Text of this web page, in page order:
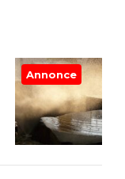
Annonce